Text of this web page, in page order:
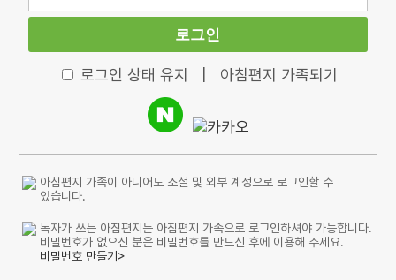
로그인
로그인 상태 유지 아침편지 가족되기
아침편지 가족이 아니어도 소셜 및 외부 계정으로 로그인할 수
있습니다.
독자가 쓰는 아침편지는 아침편지 가족으로 로그인하셔야 가능합니다.
비밀번호가 없으신 분은 비밀번호를 만드신 후에 이용해 주세요.
비밀번호 만들기>